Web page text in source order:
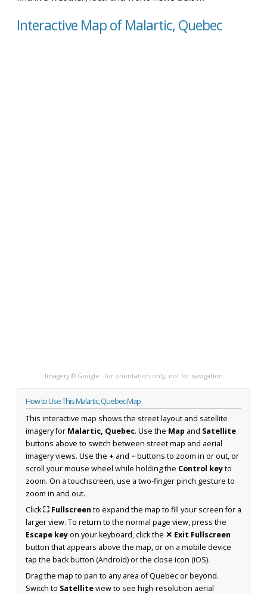
Interactive Map of Malartic, Quebec
Imagery © Google · for orientation only, not for navigation
How to Use This Malartic, Quebec Map
This interactive map shows the street layout and satellite
imagery for Malartic, Quebec. Use the Map and Satellite
buttons above to switch between street map and aerial
imagery views. Use the + and −buttons to zoom in or out, or
scroll your mouse wheel while holding the Control keyto
zoom. On a touchscreen, use a two-finger pinch gesture to
zoom in and out.
Click⛶ Fullscreen to expand the map to fill your screen for a
larger view. To return to the normal page view, press the
Escape keyon your keyboard, click the ✕ Exit Fullscreen
button that appears above the map, or on a mobile device
tap the back button (Android) or the close icon (iOS).
Drag the map to pan to any area of Quebec or beyond.
Switch to Satelliteview to see high-resolution aerial